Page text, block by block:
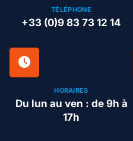
TÉLÉPHONE
+33 (0)9 83 73 12 14
HORAIRES
Du lun au ven : de 9h à
17h